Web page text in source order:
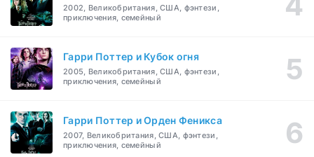
2002, Великобритания, США, фэнтези,
приключения, семейный
Гарри Поттер и Кубок огня
2005, Великобритания, США, фэнтези,
приключения, семейный
Гарри Поттер и Орден Феникса
2007, Великобритания, США, фэнтези,
приключения, семейный